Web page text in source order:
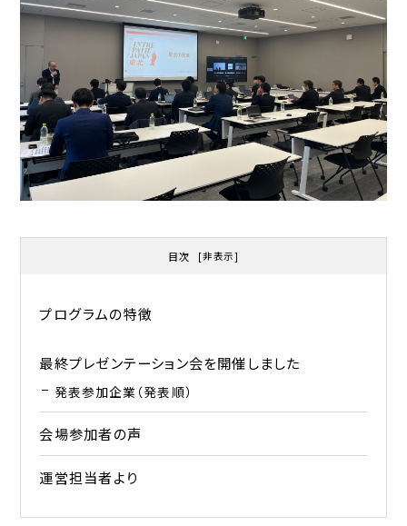
目次 [非表示]
プログラムの特徴
最終プレゼンテーション会を開催しました
発表参加企業（発表順）
会場参加者の声
運営担当者より